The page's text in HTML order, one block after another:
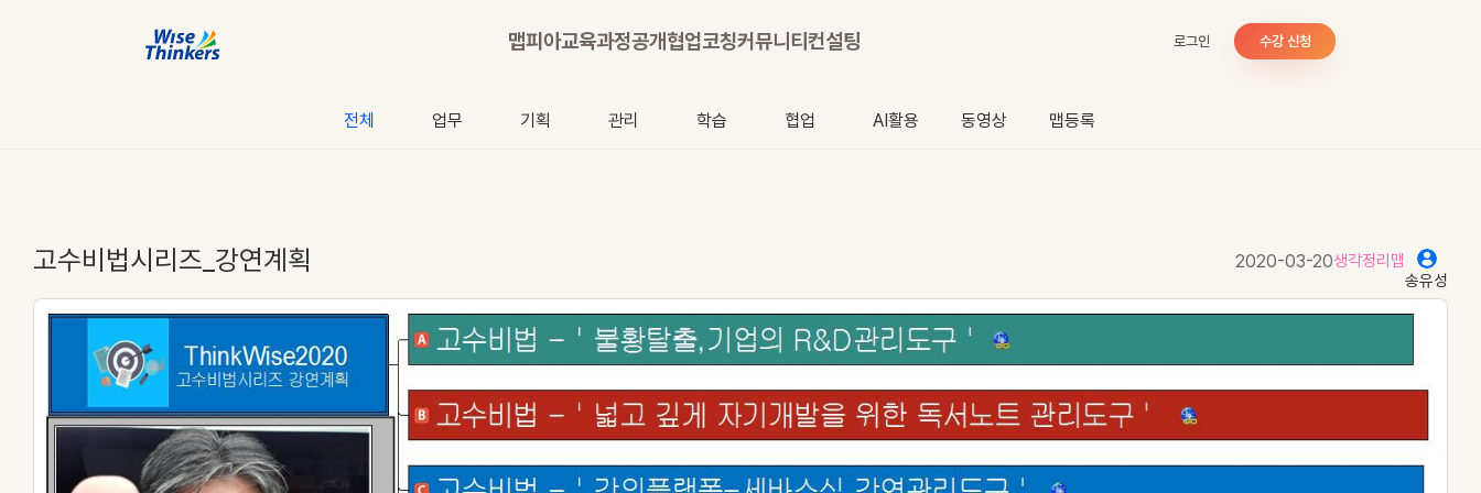
맵피아교육과정공개협업코칭커뮤니티컨설팅 로그인 수강 신청
전체 업무 기획 관리 학습 협업 AI활용 동영상 맵등록
고수비법시리즈_강연계획 2020-03-20생각정리맵
송유성